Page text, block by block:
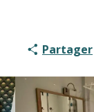
Partager